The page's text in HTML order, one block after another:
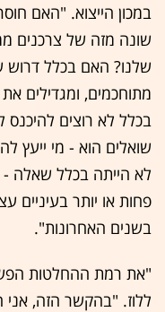
במכון הייצוא. "האם
שונה מזה של צרכנים
שלנו? האם בכלל דרוש
מתוחכמים, ומגדילים
בכלל לא רוצים
שואלים הוא - מי ייעץ
לא הייתה בכלל שאלה -
פחות או יותר בעיניים
בשנים האחרונות".
"את רמת ההחלטות
ללוז. "בהקשר הזה,